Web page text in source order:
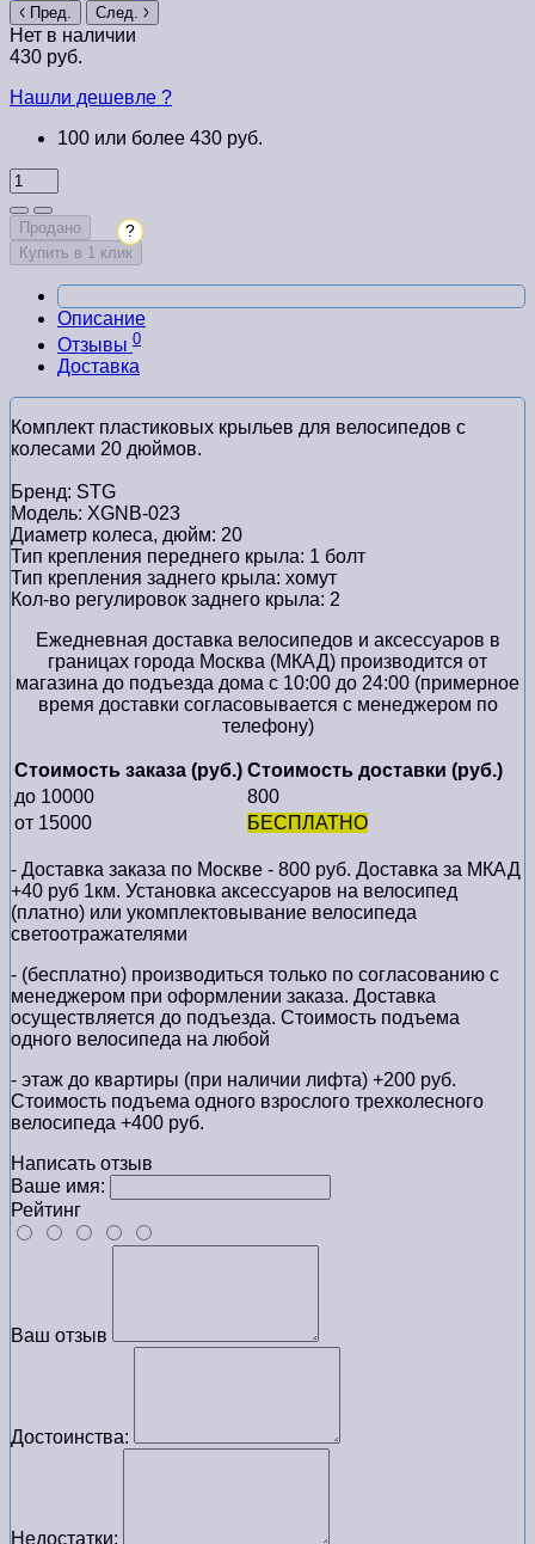
Пред. След.
Нет в наличии
430 руб.
Нашли дешевле ?
100 или более 430 руб.
Продано
Купить в 1 клик
?
Описание
Отзывы 0
Доставка
Комплект пластиковых крыльев для велосипедов с
колесами 20 дюймов.
Бренд: STG
Модель: XGNB-023
Диаметр колеса, дюйм: 20
Тип крепления переднего крыла: 1 болт
Тип крепления заднего крыла: хомут
Кол-во регулировок заднего крыла: 2
Ежедневная доставка велосипедов и аксессуаров в
границах города Москва (МКАД) производится от
магазина до подъезда дома с 10:00 до 24:00 (примерное
время доставки согласовывается с менеджером по
телефону)
Стоимость заказа (руб.) Стоимость доставки (руб.)
до 10000
800
от 15000
БЕСПЛАТНО
- Доставка заказа по Москве - 800 руб. Доставка за МКАД
+40 руб 1км. Установка аксессуаров на велосипед
(платно) или укомплектовывание велосипеда
светоотражателями
- (бесплатно) производиться только по cогласованию с
менеджером при оформлении заказа. Доставка
осуществляется до подъезда. Стоимость подъема
одного велосипеда на любой
- этаж до квартиры (при наличии лифта) +200 руб.
Стоимость подъема одного взрослого трехколесного
велосипеда +400 руб.
Написать отзыв
Ваше имя:
Рейтинг
Ваш отзыв
Достоинства:
Недостатки: